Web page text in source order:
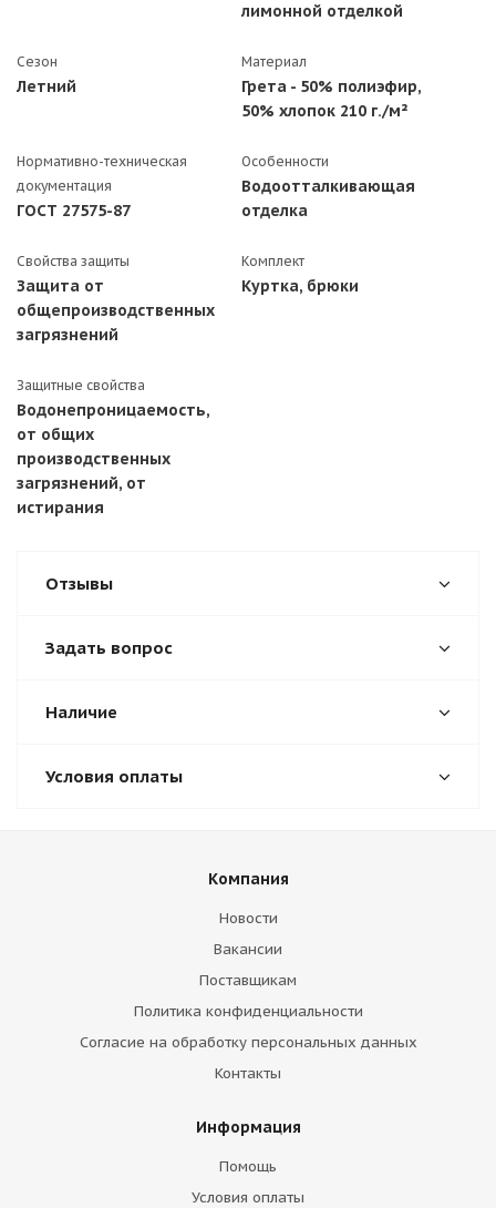
лимонной отделкой
Сезон
Летний
Материал
Грета - 50% полиэфир,
50% хлопок 210 г./м²
Нормативно-техническая
документация
ГОСТ 27575-87
Особенности
Водоотталкивающая
отделка
Свойства защиты
Защита от
общепроизводственных
загрязнений
Комплект
Куртка, брюки
Защитные свойства
Водонепроницаемость,
от общих
производственных
загрязнений, от
истирания
Отзывы
Задать вопрос
Наличие
Условия оплаты
Компания
Новости
Вакансии
Поставщикам
Политика конфиденциальности
Согласие на обработку персональных данных
Контакты
Информация
Помощь
Условия оплаты